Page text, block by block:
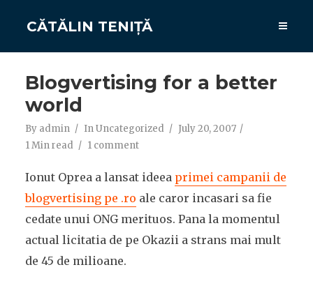
CĂTĂLIN TENIȚĂ
Blogvertising for a better
world
By admin InUncategorized
July 20, 2007
1 Min read
1 comment
Ionut Oprea a lansat ideea primei campanii de
blogvertising pe .ro ale caror incasari sa fie
cedate unui ONG merituos. Pana la momentul
actual licitatia de pe Okazii a strans mai mult
de 45 de milioane.